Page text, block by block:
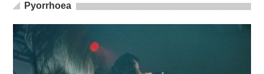
Pyorrhoea